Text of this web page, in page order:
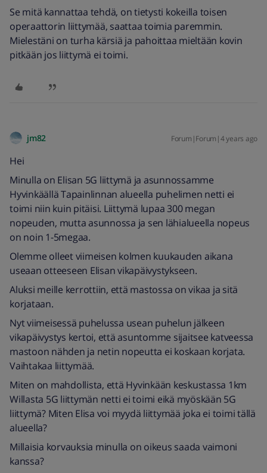
Se mitä kannattaa tehdä, on tietysti kokeilla toisen
operaattorin liittymää, saattaa toimia paremmin.
Mielestäni on turha kärsiä ja pahoittaa mieltään kovin
pitkään jos liittymä ei toimi.
jm82 Forum|Forum|4 years ago
Hei
Minulla on Elisan 5G liittymä ja asunnossamme
Hyvinkäällä Tapainlinnan alueella puhelimen netti ei
toimi niin kuin pitäisi. Liittymä lupaa 300 megan
nopeuden, mutta asunnossa ja sen lähialueella nopeus
on noin 1-5megaa.
Olemme olleet viimeisen kolmen kuukauden aikana
useaan otteeseen Elisan vikapäivystykseen.
Aluksi meille kerrottiin, että mastossa on vikaa ja sitä
korjataan.
Nyt viimeisessä puhelussa usean puhelun jälkeen
vikapäivystys kertoi, että asuntomme sijaitsee katveessa
mastoon nähden ja netin nopeutta ei koskaan korjata.
Vaihtakaa liittymää.
Miten on mahdollista, että Hyvinkään keskustassa 1km
Willasta 5G liittymän netti ei toimi eikä myöskään 5G
liittymä? Miten Elisa voi myydä liittymää joka ei toimi tällä
alueella?
Millaisia korvauksia minulla on oikeus saada vaimoni
kanssa?